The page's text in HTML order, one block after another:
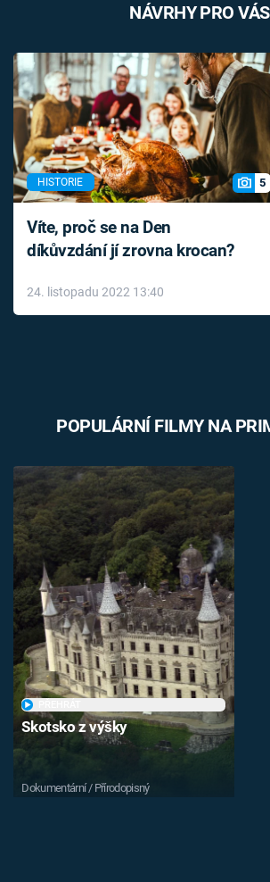
NÁVRHY PRO VÁS
HISTORIE 5
Víte, proč se na Den
díkůvzdání jí zrovna krocan?
24. listopadu 2022 13:40
POPULÁRNÍ FILMY NA
Skotsko z výšky
Dokumentární / Přírodopisný